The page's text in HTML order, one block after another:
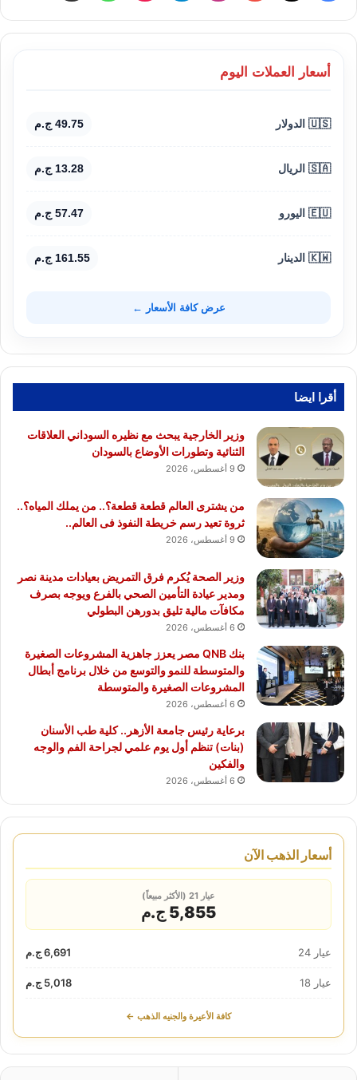
أسعار العملات اليوم
🇺🇸 الدولار 49.75 ج.م
🇸🇦 الريال 13.28 ج.م
🇪🇺 اليورو 57.47 ج.م
🇰🇼 الدينار 161.55 ج.م
عرض كافة الأسعار ←
أقرا ايضا
وزير الخارجية يبحث مع نظيره السوداني العلاقات
الثنائية وتطورات الأوضاع بالسودان
9 أغسطس، 2026
من يشترى العالم قطعة قطعة؟.. من يملك المياه؟..
ثروة تعيد رسم خريطة النفوذ فى العالم..
9 أغسطس، 2026
وزير الصحة يُكرم فرق التمريض بعيادات مدينة نصر
ومدير عيادة التأمين الصحي بالفرع ويوجه بصرف
مكافآت مالية تليق بدورهن البطولي
6 أغسطس، 2026
بنك QNB مصر يعزز جاهزية المشروعات الصغيرة
والمتوسطة للنمو والتوسع من خلال برنامج أبطال
المشروعات الصغيرة والمتوسطة
6 أغسطس، 2026
برعاية رئيس جامعة الأزهر.. كلية طب الأسنان
(بنات) تنظم أول يوم علمي لجراحة الفم والوجه
والفكين
6 أغسطس، 2026
أسعار الذهب الآن
عيار 21 (الأكثر مبيعاً)
5,855 ج.م
عيار 24 6,691 ج.م
عيار 18 5,018 ج.م
كافة الأعيرة والجنيه الذهب ←